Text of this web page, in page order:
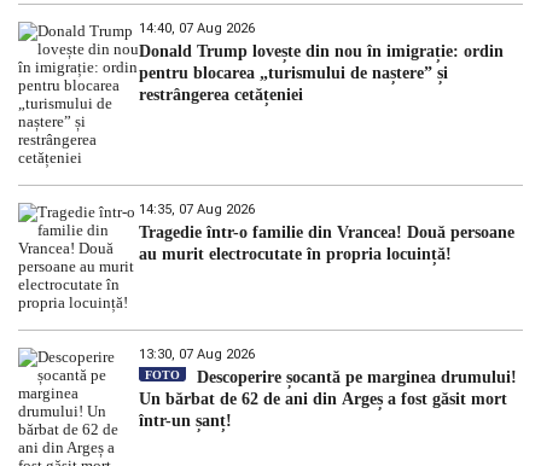
14:40, 07 Aug 2026
Donald Trump lovește din nou în imigrație: ordin
pentru blocarea „turismului de naștere” și
restrângerea cetățeniei
14:35, 07 Aug 2026
Tragedie într-o familie din Vrancea! Două persoane
au murit electrocutate în propria locuință!
13:30, 07 Aug 2026
FOTO
Descoperire șocantă pe marginea drumului!
Un bărbat de 62 de ani din Argeș a fost găsit mort
într-un șanț!